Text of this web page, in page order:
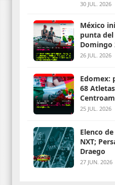
30 JUL. 2026
México
punta
Domingo
26 JUL. 2026
Edomex:
68
25 JUL. 2026
Elenco
NXT; Persa pierde máscara ante
Draego
27 JUN. 2026